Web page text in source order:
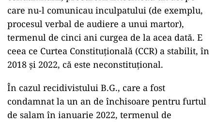
care nu-l comunicau inculpatului (de exemplu,
procesul verbal de audiere a unui martor),
termenul de cinci ani curgea de la acea dată. E
ceea ce Curtea Constituțională (CCR) a stabilit, în
2018 și 2022, că este neconstituțional.
În cazul recidivistului B.G., care a fost
condamnat la un an de închisoare pentru furtul
de salam în ianuarie 2022, termenul de